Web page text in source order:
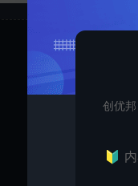
立即
创优
🔰